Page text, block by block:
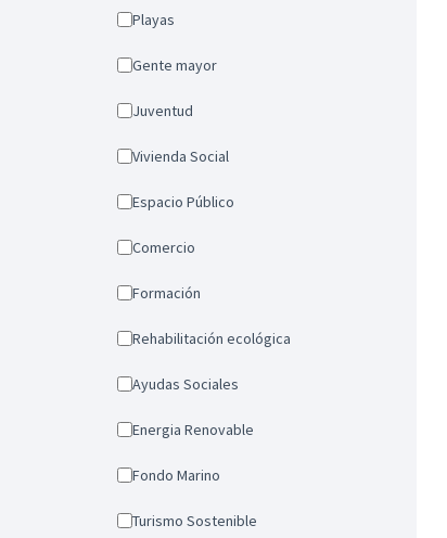
Playas
Gente mayor
Juventud
Vivienda Social
Espacio Público
Comercio
Formación
Rehabilitación ecológica
Ayudas Sociales
Energia Renovable
Fondo Marino
Turismo Sostenible